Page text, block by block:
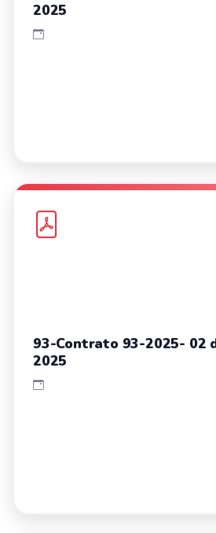
2025
93-Contrato 93-2025- 02
2025